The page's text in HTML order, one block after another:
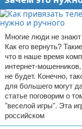
Многие люди не знают
Как его вернуть?
что в наше время
интернет-
не будет. Конечно,
для большего могут
статье поговорим о
"веселой игры". Эта
российском